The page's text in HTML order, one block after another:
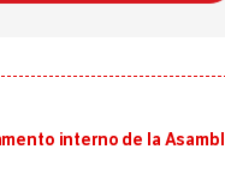
interno de la